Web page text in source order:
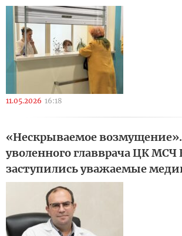
11.05.2026 16:18
«Нескрываемое возмущение».
уволенного главврача ЦК МСЧ
заступились уважаемые